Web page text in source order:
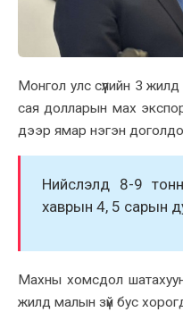
Монгол улс сүүлийн 3
сая долларын мах
дээр ямар нэгэн доголдол
Нийслэлд 8-9
хаврын 4, 5 сарын
Махны хомсдол шатахууны
жилд малын зүй бус